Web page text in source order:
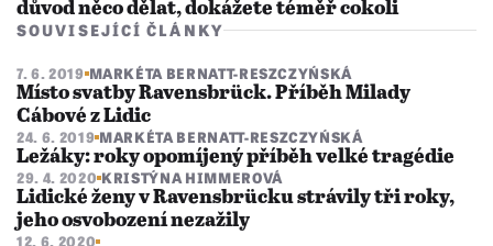
důvod něco dělat, dokážete téměř cokoli
SOUVISEJÍCÍ ČLÁNKY
7. 6. 2019 MARKÉTA BERNATT-RESZCZYŃSKÁ
Místo svatby Ravensbrück. Příběh Milady
Cábové z Lidic
24. 6. 2019 MARKÉTA BERNATT-RESZCZYŃSKÁ
Ležáky: roky opomíjený příběh velké tragédie
29. 4. 2020 KRISTÝNA HIMMEROVÁ
Lidické ženy v Ravensbrücku strávily tři roky,
jeho osvobození nezažily
12. 6. 2020